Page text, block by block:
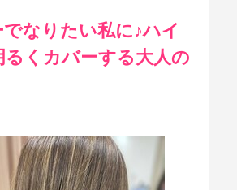
なりたい私に♪ハイ
るくカバーする大人の